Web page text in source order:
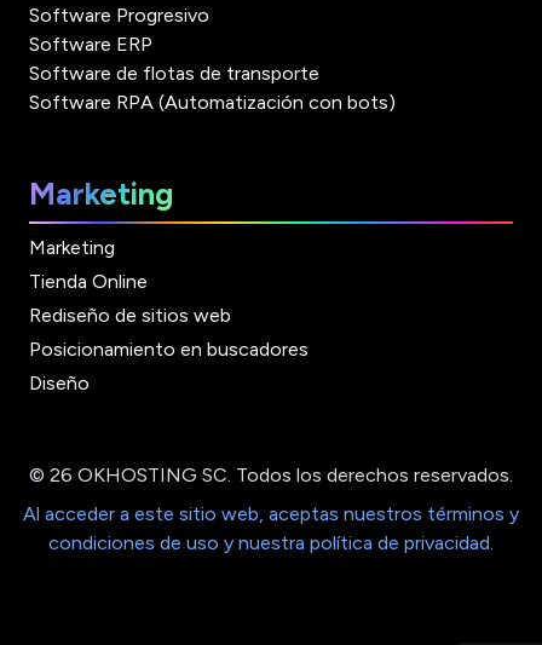
Software Progresivo
Software ERP
Software de flotas de transporte
Software RPA (Automatización con bots)
Marketing
Marketing
Tienda Online
Rediseño de sitios web
Posicionamiento en buscadores
Diseño
© 26 OKHOSTING SC. Todos los derechos reservados.
Al acceder a este sitio web, aceptas nuestros términos y
condiciones de uso y nuestra política de privacidad.